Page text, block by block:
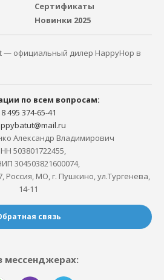
Сертификаты
Новинки 2025
— официальный дилер HappyHop в
по всем вопросам:
8 495 374-65-41
Александр Владимирович
503801722455,
304503821600074,
Россия, МО, г. Пушкино, ул.Тургенева,
14-11
связь
мессенджерах: